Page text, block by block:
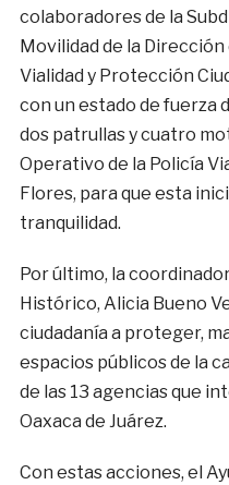
colaboradores de la
Movilidad de la Dirección
Vialidad y Protección
con un estado de fuerza
dos patrullas y cuatro
Operativo de la Policía
Flores, para que esta
tranquilidad.
Por último, la
Histórico, Alicia Bueno
ciudadanía a proteger,
espacios públicos de la
de las 13 agencias que
Oaxaca de Juárez.
Con estas acciones, el